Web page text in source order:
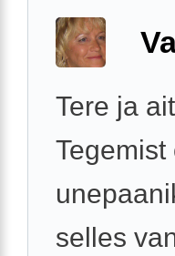
Tere ja
selles